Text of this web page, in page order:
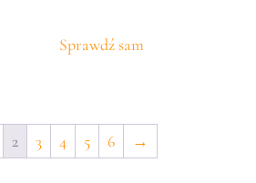
Sprawdź sam
2 3 4 5 6 →